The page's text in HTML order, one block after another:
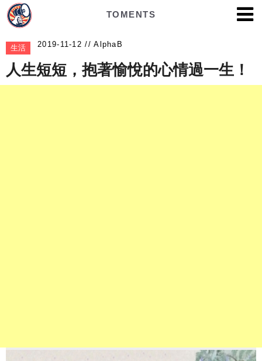
TOMENTS
生活 AlphaB
人生短短，抱著愉悅的心情過一生！